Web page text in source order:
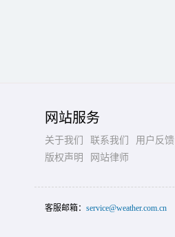
网站服务
关于我们 联系我们
用户反馈
版权声明
网站律师
客服邮箱： service@weather.com.cn